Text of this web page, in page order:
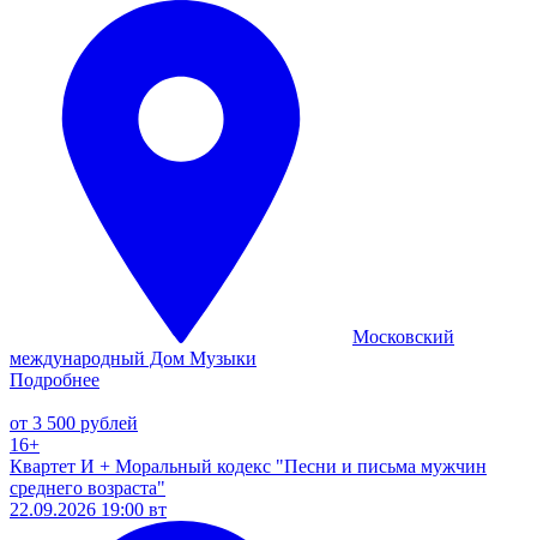
Московский
международный Дом Музыки
Подробнее
от 3 500 рублей
16+
Квартет И + Моральный кодекс "Песни и письма мужчин
среднего возраста"
22.09.2026 19:00 вт